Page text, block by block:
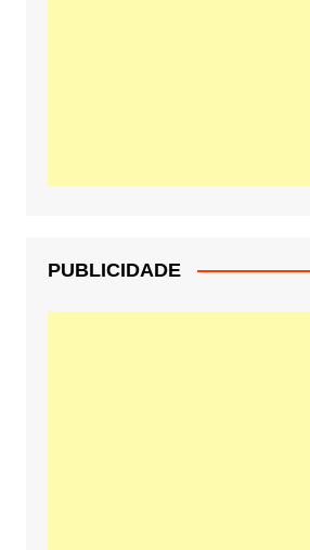
PUBLICIDADE